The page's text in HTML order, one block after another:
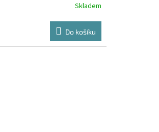
Skladem
Do košíku